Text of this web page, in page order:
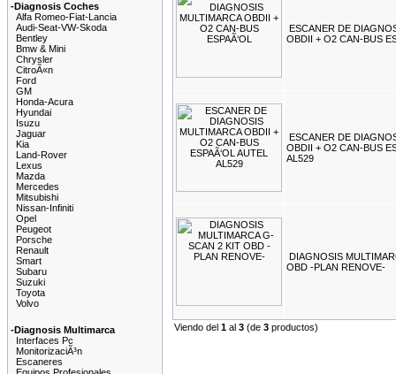
-Diagnosis Coches
Alfa Romeo-Fiat-Lancia
Audi-Seat-VW-Skoda
Bentley
Bmw & Mini
Chrysler
CitroÃ«n
Ford
GM
Honda-Acura
Hyundai
Isuzu
Jaguar
Kia
Land-Rover
Lexus
Mazda
Mercedes
Mitsubishi
Nissan-Infiniti
Opel
Peugeot
Porsche
Renault
Smart
Subaru
Suzuki
Toyota
Volvo
-Diagnosis Multimarca
Interfaces Pc
MonitorizaciÃ³n
Escaneres
ESCANER DE
OBDII + O2 CAN-BUS
ESCANER DE
OBDII + O2 CAN-BUS
AL529
DIAGNOSIS
OBD -PLAN RENOVE-
Viendo del 1 al 3 (de 3 productos)